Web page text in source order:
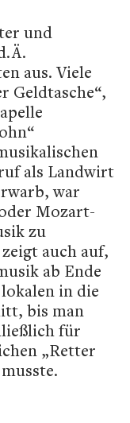
und
Ä.
aus. Viele
Geldtasche“,
als Landwirt
war
Mozart-
zu
auch auf,
ab Ende
in die
bis man
für
„Retter